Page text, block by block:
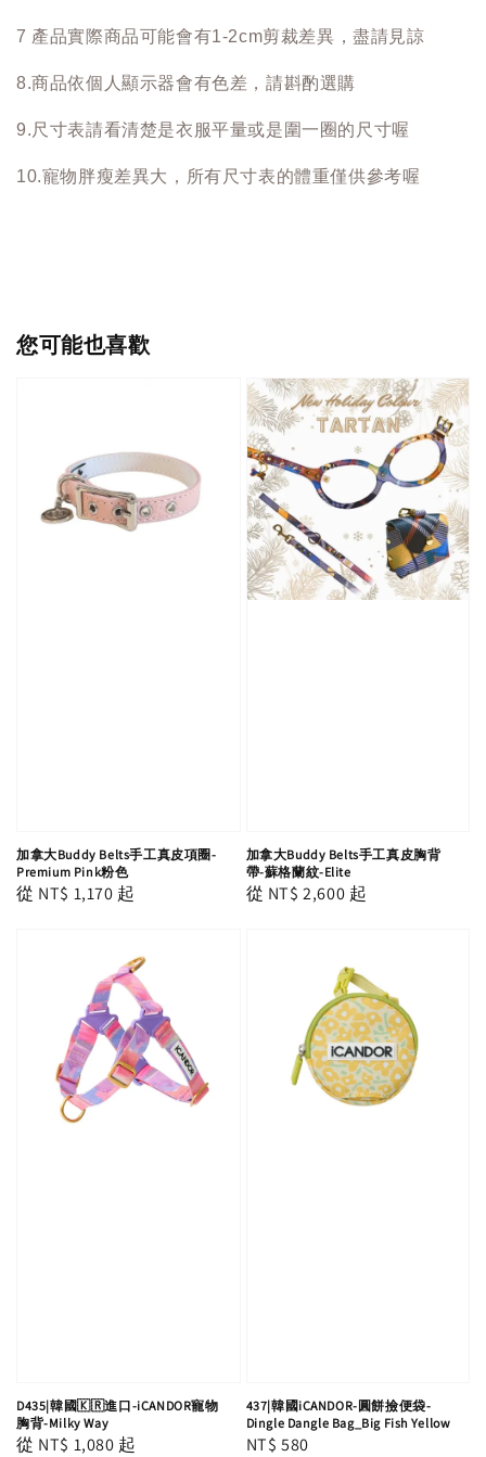
7 產品實際商品可能會有1-2cm剪裁差異，盡請見諒
8.商品依個人顯示器會有色差，請斟酌選購
9.尺寸表請看清楚是衣服平量或是圍一圈的尺寸喔
10.寵物胖瘦差異大，所有尺寸表的體重僅供參考喔
您可能也喜歡
加拿大Buddy Belts手工真皮項圈-
Premium Pink粉色
Regular
從 NT$ 1,170 起
加拿大Buddy Belts手工真皮胸背
帶-蘇格蘭紋-Elite
Regular
從 NT$ 2,600 起
D435|韓國🇰🇷進口-iCANDOR寵物
胸背-Milky Way
Regular
從 NT$ 1,080 起
437|韓國iCANDOR-圓餅撿便袋-
Dingle Dangle Bag_Big Fish Yellow
Regular
NT$ 580